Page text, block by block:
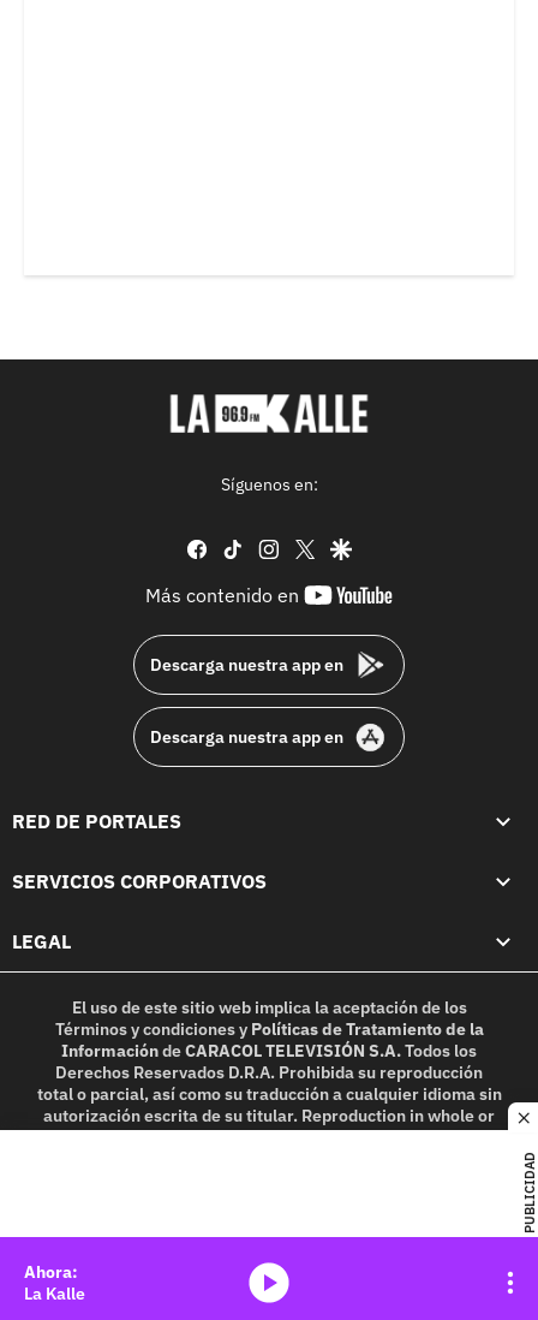
PUBLICIDAD
Síguenos en:
facebook
tiktok instagram
twittergoogle
Más contenido en
youtube-
Descarga nuestra app en
Descarga nuestra app en
RED DE PORTALES
SERVICIOS CORPORATIVOS
LEGAL
El uso de este sitio web implica la aceptación de los
Términos y condicionesy Políticas de Tratamiento de la
InformacióndeCARACOL TELEVISIÓN S.A.Todos los
Derechos Reservados D.R.A. Prohibida su reproducción
total o parcial, así como su traducción a cualquier idioma sin
autorización escrita de su titular. Reproduction in whole or
in part, or translation without written permission is
La Kalle